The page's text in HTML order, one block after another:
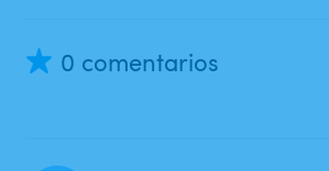
0 comentarios